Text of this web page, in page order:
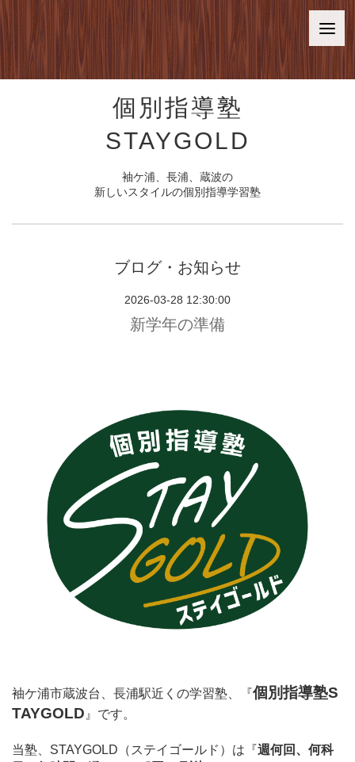
個別指導塾
STAYGOLD
袖ケ浦、長浦、蔵波の
新しいスタイルの個別指導学習塾
ブログ・お知らせ
2026-03-28 12:30:00
新学年の準備
袖ケ浦市蔵波台、長浦駅近くの学習塾、 『個別指導塾S
TAYGOLD 』 です。
当塾、STAYGOLD（ステイゴールド）は 『週何回、何科